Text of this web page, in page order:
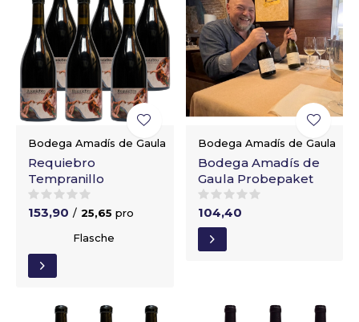
Bodega Amadís de Gaula
Requiebro
Tempranillo
153,90 / 25,65 pro
Flasche
Bodega Amadís de Gaula
Bodega Amadís de
Gaula Probepaket
104,40